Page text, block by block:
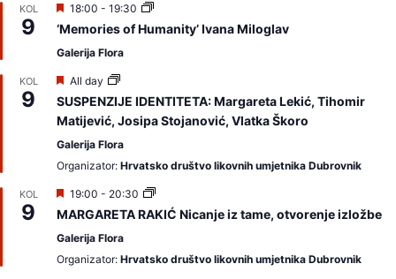
KOL
9
I
z
d
v
j
m
o
18:00 - 19:30
‘Memories of Humanity’ Ivana Miloglav
Galerija Flora
KOL
9
I
z
d
v
j
a
o
All day
SUSPENZIJE IDENTITETA: Margareta Lekić, Tihomir
Matijević, Josipa Stojanović, Vlatka Škoro
Galerija Flora
Organizator: Hrvatsko društvo likovnih umjetnika Dubrovnik
KOL
9
I
z
d
v
j
19:00 - 20:30
MARGARETA RAKIĆ Nicanje iz tame, otvorenje izložbe
Galerija Flora
Organizator: Hrvatsko društvo likovnih umjetnika Dubrovnik